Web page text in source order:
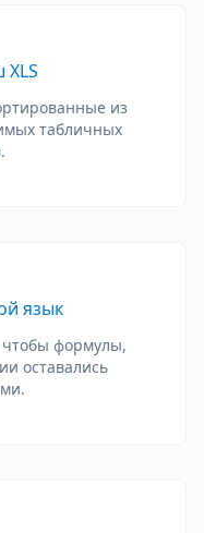
XLS
из
табличных
язык
формулы,
оставались